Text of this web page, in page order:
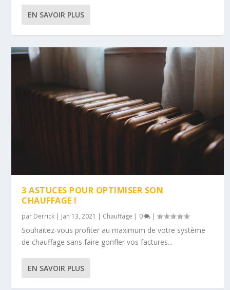
EN SAVOIR PLUS
3 ASTUCES POUR OPTIMISER SON
CHAUFFAGE !
par Derrick | Jan 13, 2021 | Chauffage | 0 |
Souhaitez-vous profiter au maximum de votre système
de chauffage sans faire gonfler vos factures...
EN SAVOIR PLUS